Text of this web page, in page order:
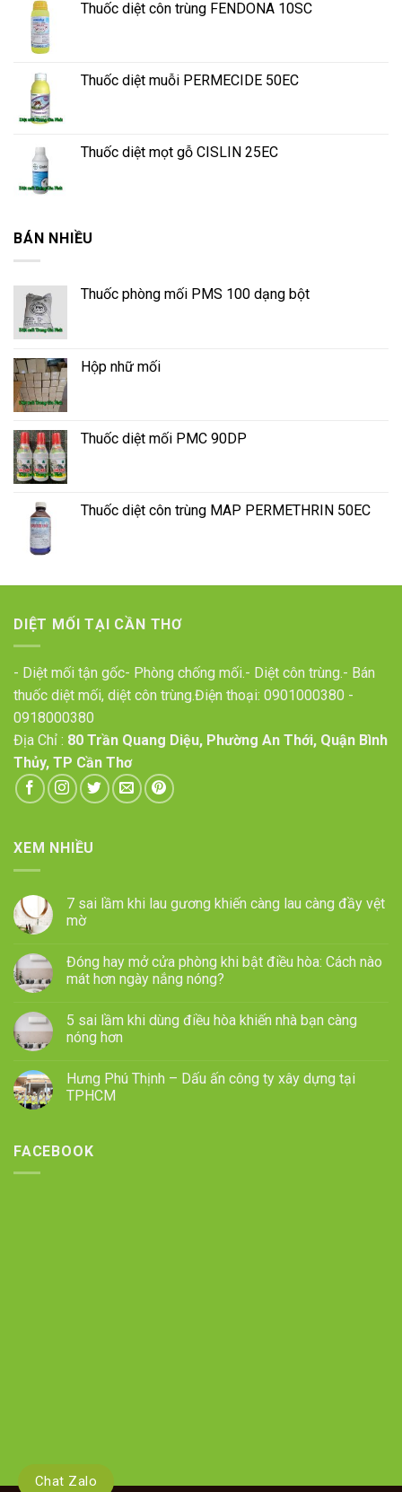
Thuốc diệt côn trùng FENDONA 10SC
Thuốc diệt muỗi PERMECIDE 50EC
Thuốc diệt mọt gỗ CISLIN 25EC
BÁN NHIỀU
Thuốc phòng mối PMS 100 dạng bột
Hộp nhữ mối
Thuốc diệt mối PMC 90DP
Thuốc diệt côn trùng MAP PERMETHRIN 50EC
DIỆT MỐI TẠI CẦN THƠ
- Diệt mối tận gốc- Phòng chống mối.- Diệt côn trùng.- Bán
thuốc diệt mối, diệt côn trùng.Điện thoại: 0901000380 -
0918000380
Địa Chỉ : 80 Trần Quang Diệu, Phường An Thới, Quận Bình
Thủy, TP Cần Thơ
XEM NHIỀU
7 sai lầm khi lau gương khiến càng lau càng đầy vệt
mờ
Đóng hay mở cửa phòng khi bật điều hòa: Cách nào
mát hơn ngày nắng nóng?
5 sai lầm khi dùng điều hòa khiến nhà bạn càng
nóng hơn
Hưng Phú Thịnh – Dấu ấn công ty xây dựng tại
TPHCM
FACEBOOK
Chat Zalo